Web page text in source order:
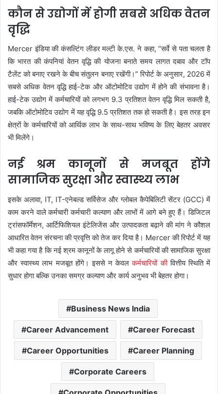
कौन से उद्योगों में होगी सबसे अधिक वेतन
वृद्धि
Mercer इंडिया की कंसल्टिंग लीडर मल्टी के.एस. ने कहा, “सर्वे से पता चलता है
कि भारत की कंपनियां वेतन वृद्धि की योजना बनाते समय लागत दबाव और टॉप
टैलेंट को बनाए रखने के बीच संतुलन बनाए रखेंगी।” रिपोर्ट के अनुसार, 2026 में
सबसे अधिक वेतन वृद्धि हाई-टेक और ऑटोमोटिव उद्योग में होने की संभावना है।
हाई-टेक उद्योग में कर्मचारियों को लगभग 9.3 प्रतिशत वेतन वृद्धि मिल सकती है,
जबकि ऑटोमोटिव उद्योग में यह वृद्धि 9.5 प्रतिशत तक हो सकती है। इस तरह इन
क्षेत्रों के कर्मचारियों को आर्थिक लाभ के साथ-साथ भविष्य के लिए बेहतर अवसर
भी मिलेंगे।
नई श्रम कानूनों से मजबूत होंगे
सामाजिक सुरक्षा और स्वास्थ्य लाभ
इसके अलावा, IT, IT-एनेबल्ड सर्विसेज और ग्लोबल कैपेबिलिटी सेंटर (GCC) में
काम करने वाले कर्मचारी कर्मचारी कल्याण और लाभों में आगे बने हुए हैं। डिजिटल
ट्रांसफॉर्मेशन, आर्टिफिशियल इंटेलिजेंस और उत्पादकता बढ़ाने की मांग ने कौशल
आधारित वेतन संरचना की प्रवृत्ति को तेज कर दिया है। Mercer की रिपोर्ट में यह
भी कहा गया है कि नई श्रम कानूनों के लागू होने से कर्मचारियों की सामाजिक सुरक्षा
और स्वास्थ्य लाभ मजबूत होंगे। इससे न केवलकर्मचारियों कीवित्तीय स्थिति में
सुधार होगा बल्कि उनका समग्र कल्याण और कार्य अनुभव भी बेहतर होगा।
Business News India
Career Advancement Career Forecast
Career Opportunities Career Planning
Corporate Careers